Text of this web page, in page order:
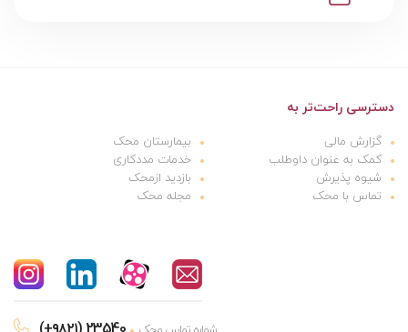
دسترسی راحت‌تر به
گزارش مالی
بیمارستان محک
کمک به عنوان داوطلب
خدمات مددکاری
شیوه پذیرش
بازدید ازمحک
تماس با محک
مجله محک